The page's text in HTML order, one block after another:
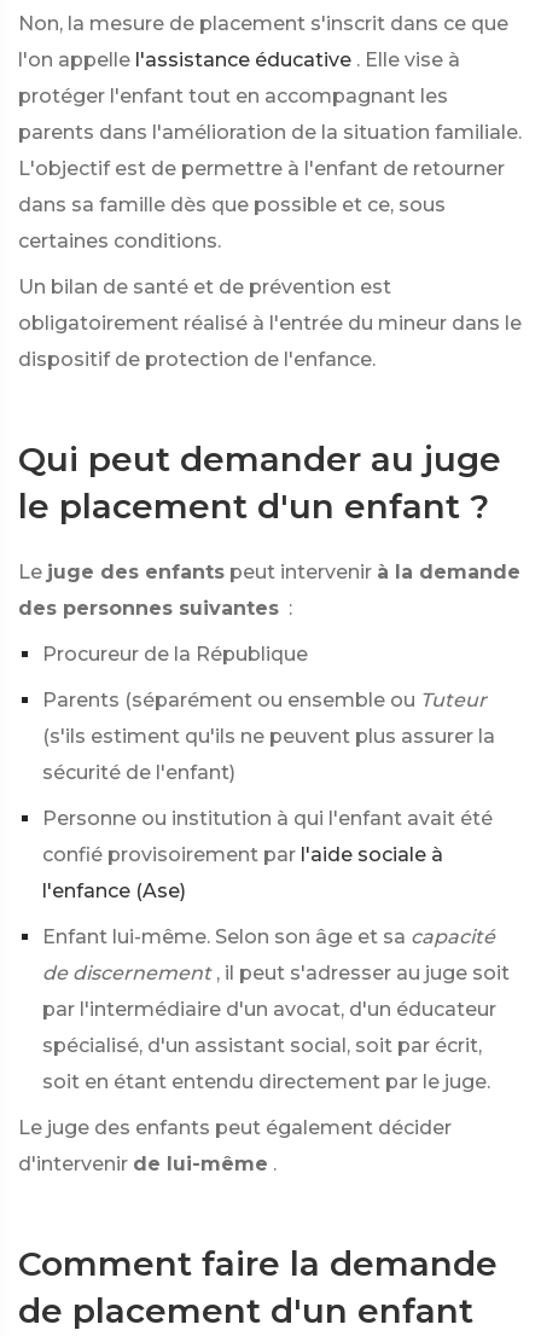
Non, la mesure de placement s'inscrit dans ce que
l'on appelle l'assistance éducative . Elle vise à
protéger l'enfant tout en accompagnant les
parents dans l'amélioration de la situation familiale.
L'objectif est de permettre à l'enfant de retourner
dans sa famille dès que possible et ce, sous
certaines conditions.
Un bilan de santé et de prévention est
obligatoirement réalisé à l'entrée du mineur dans le
dispositif de protection de l'enfance.
Qui peut demander au juge
le placement d'un enfant ?
Le juge des enfants peut intervenir à la demande
des personnes suivantes :
Procureur de la République
Parents (séparément ou ensemble ou Tuteur
(s'ils estiment qu'ils ne peuvent plus assurer la
sécurité de l'enfant)
Personne ou institution à qui l'enfant avait été
confié provisoirement par l'aide sociale à
l'enfance (Ase)
Enfant lui-même. Selon son âge et sa capacité
de discernement , il peut s'adresser au juge soit
par l'intermédiaire d'un avocat, d'un éducateur
spécialisé, d'un assistant social, soit par écrit,
soit en étant entendu directement par le juge.
Le juge des enfants peut également décider
d'intervenir de lui-même .
Comment faire la demande
de placement d'un enfant